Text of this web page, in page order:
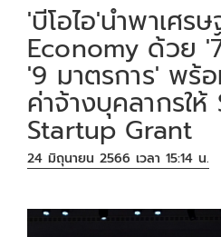
'บีโอไอ'นำพาเศร
Economy ด้วย
'9 มาตรการ' พร้
ค่าจ้างบุคลากรใ
Startup Grant
24 มิถุนายน 2566 เวลา 15:14 น.